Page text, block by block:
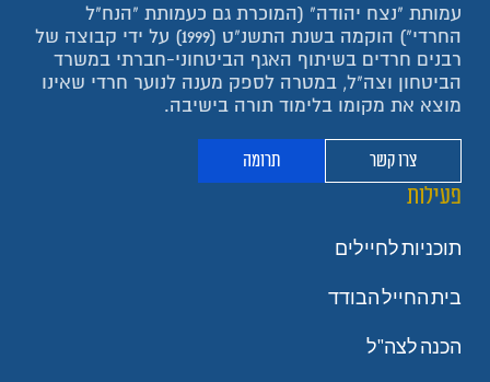
עמותת "נצח יהודה" (המוכרת גם כעמותת "הנח"ל
החרדי") הוקמה בשנת התשנ"ט (1999) על ידי קבוצה של
רבנים חרדים בשיתוף האגף הביטחוני-חברתי במשרד
הביטחון וצה"ל, במטרה לספק מענה לנוער חרדי שאינו
מוצא את מקומו בלימוד תורה בישיבה.
צרו קשר תרומה
פעילות
תוכניות לחיילים
בית החייל הבודד
הכנה לצה"ל